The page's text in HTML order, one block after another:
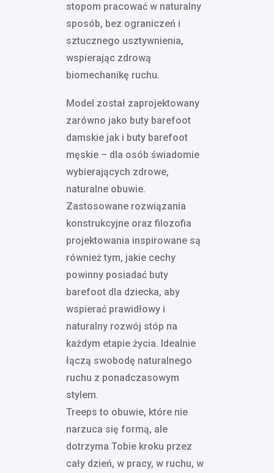
stopom pracować w naturalny
sposób, bez ograniczeń i
sztucznego usztywnienia,
wspierając zdrową
biomechanikę ruchu.
Model został zaprojektowany
zarówno jako buty barefoot
damskie jak i buty barefoot
męskie – dla osób świadomie
wybierających zdrowe,
naturalne obuwie.
Zastosowane rozwiązania
konstrukcyjne oraz filozofia
projektowania inspirowane są
również tym, jakie cechy
powinny posiadać buty
barefoot dla dziecka, aby
wspierać prawidłowy i
naturalny rozwój stóp na
każdym etapie życia. Idealnie
łączą swobodę naturalnego
ruchu z ponadczasowym
stylem.
Treeps to obuwie, które nie
narzuca się formą, ale
dotrzyma Tobie kroku przez
cały dzień, w pracy, w ruchu, w